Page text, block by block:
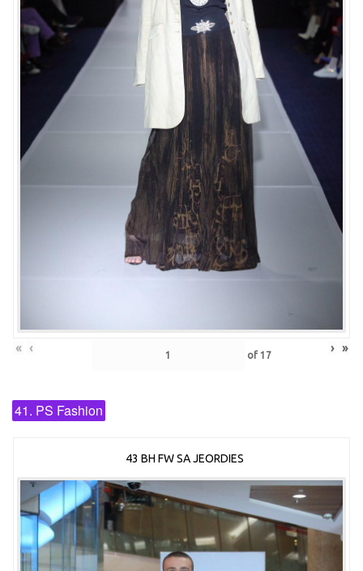
« ‹ of 17 › »
41. PS Fashion
43 BH FW SA JEORDIES